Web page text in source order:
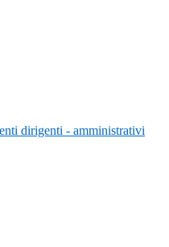
dirigenti - amministrativi